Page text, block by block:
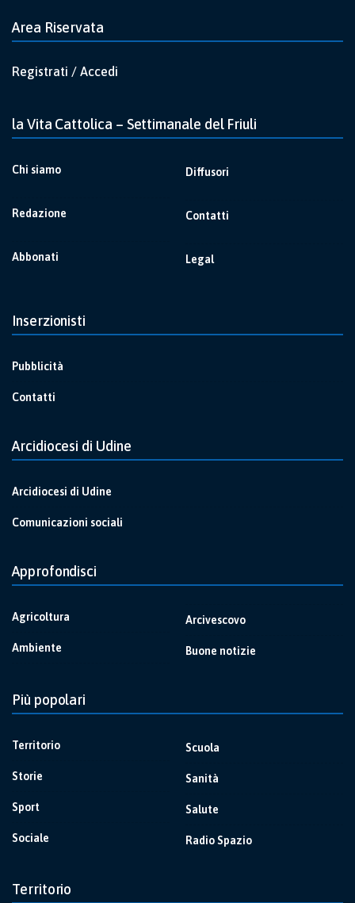
Area Riservata
Registrati / Accedi
la Vita Cattolica – Settimanale del Friuli
Chi siamo
Redazione
Abbonati
Diffusori
Contatti
Legal
Inserzionisti
Pubblicità
Contatti
Arcidiocesi di Udine
Arcidiocesi di Udine
Comunicazioni sociali
Approfondisci
Agricoltura
Ambiente
Arcivescovo
Buone notizie
Più popolari
Territorio
Storie
Sport
Sociale
Scuola
Sanità
Salute
Radio Spazio
Territorio